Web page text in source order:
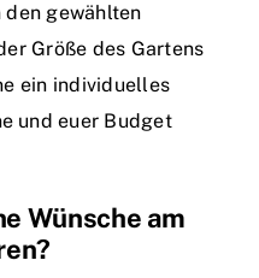
gewählten
Größe des Gartens
ein individuelles
und euer Budget
Wünsche am